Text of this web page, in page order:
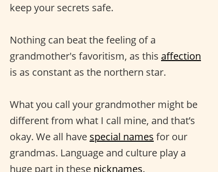
keep your secrets safe.
Nothing can beat the feeling of a
grandmother's favoritism, as this affection
is as constant as the northern star.
What you call your grandmother might be
different from what I call mine, and that’s
okay. We all have special names for our
grandmas. Language and culture play a
huge part in these nicknames.